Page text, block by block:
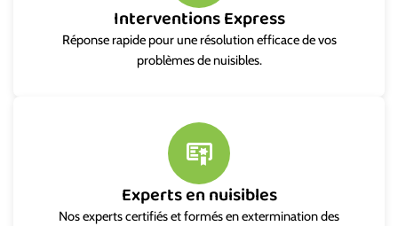
Interventions Express
Réponse rapide pour une résolution efficace de vos
problèmes de nuisibles.
Experts en nuisibles
Nos experts certifiés et formés en extermination des